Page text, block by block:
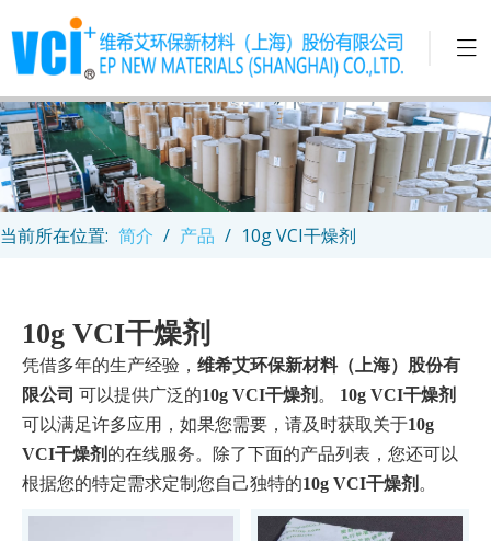
当前所在位置: 简介 / 产品 / 10g VCI干燥剂
10g VCI干燥剂
凭借多年的生产经验， 维希艾环保新材料（上海）股份有
限公司 可以提供广泛的10g VCI干燥剂 。 10g VCI干燥剂
可以满足许多应用，如果您需要，请及时获取关于10g
VCI干燥剂 的在线服务。除了下面的产品列表，您还可以
根据您的特定需求定制您自己独特的10g VCI干燥剂 。